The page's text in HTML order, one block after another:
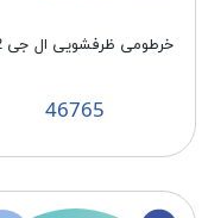
خرطومی ظرفشويی ال جی 512
46765